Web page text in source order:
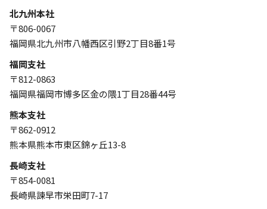
北九州本社
〒806-0067
福岡県北九州市八幡西区引野2丁目8番1号
福岡支社
〒812-0863
福岡県福岡市博多区金の隈1丁目28番44号
熊本支社
〒862-0912
熊本県熊本市東区錦ヶ丘13-8
長崎支社
〒854-0081
長崎県諫早市栄田町7-17